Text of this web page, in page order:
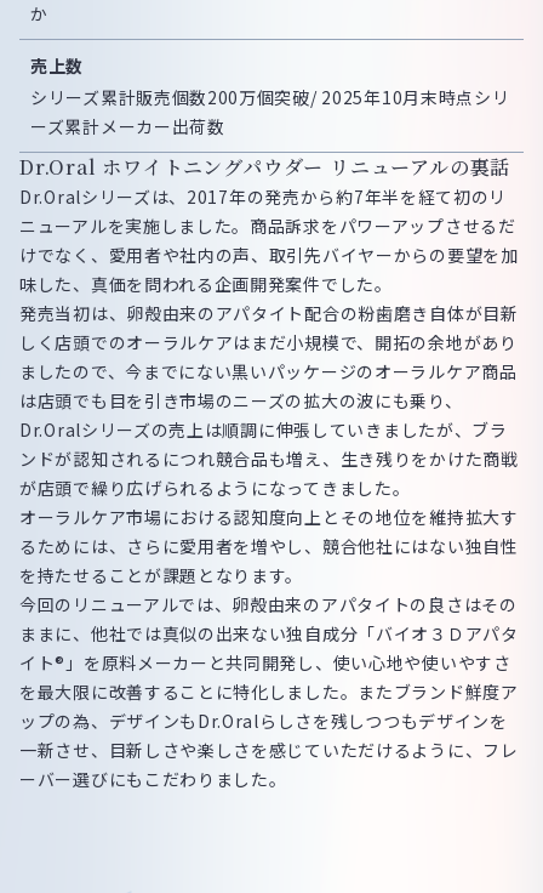
か
売上数
シリーズ累計販売個数200万個突破/ 2025年10月末時点シリ
ーズ累計メーカー出荷数
Dr.Oral ホワイトニングパウダー リニューアルの裏話
Dr.Oralシリーズは、2017年の発売から約7年半を経て初のリ
ニューアルを実施しました。商品訴求をパワーアップさせるだ
けでなく、愛用者や社内の声、取引先バイヤーからの要望を加
味した、真価を問われる企画開発案件でした。
発売当初は、卵殻由来のアパタイト配合の粉歯磨き自体が目新
しく店頭でのオーラルケアはまだ小規模で、開拓の余地があり
ましたので、今までにない黒いパッケージのオーラルケア商品
は店頭でも目を引き市場のニーズの拡大の波にも乗り、
Dr.Oralシリーズの売上は順調に伸張していきましたが、ブラ
ンドが認知されるにつれ競合品も増え、生き残りをかけた商戦
が店頭で繰り広げられるようになってきました。
オーラルケア市場における認知度向上とその地位を維持拡大す
るためには、さらに愛用者を増やし、競合他社にはない独自性
を持たせることが課題となります。
今回のリニューアルでは、卵殻由来のアパタイトの良さはその
ままに、他社では真似の出来ない独自成分「バイオ３Ｄアパタ
イト®」を原料メーカーと共同開発し、使い心地や使いやすさ
を最大限に改善することに特化しました。またブランド鮮度ア
ップの為、デザインもDr.Oralらしさを残しつつもデザインを
一新させ、目新しさや楽しさを感じていただけるように、フレ
ーバー選びにもこだわりました。